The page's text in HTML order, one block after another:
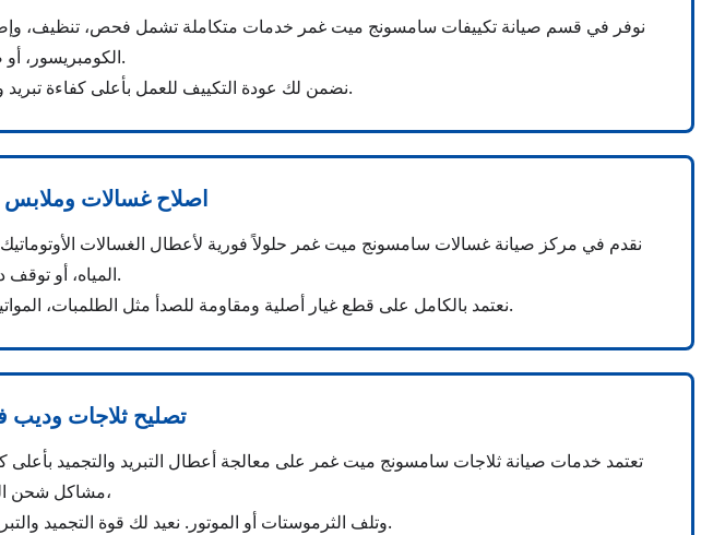
نوفر في قسم صيانة تكييفات سامسونج ميت غمر خدمات متكاملة تشمل فحص، تنظيف،
الكومبريسور، أو ضعف تدفق الهواء البارد.
نضمن لك عودة التكييف للعمل بأعلى كفاءة تبريد واستهلاك اقتصادي للكهرباء ليتحمل أجواء الصيف الصعبة.
اصلاح غسالات
نقدم في مركز صيانة غسالات سامسونج ميت غمر حلولاً فورية لأعطال الغسالات
المياه، أو توقف دورات الغسيل والتعقيم.
نعتمد بالكامل على قطع غيار أصلية ومقاومة للصدأ مثل الطلمبات، المواتير، والبرد الإلكترونية لضمان نظافة مثالية وتجفيف فائق للملابس والأواني مجدداً.
تصليح ثلاجات
تعتمد خدمات صيانة ثلاجات سامسونج ميت غمر على معالجة أعطال التبريد والتجميد
مشاكل شحن الفريون، انسداد الفلاتر،
وتلف الثرموستات أو الموتور. نعيد لك قوة التجميد والتبريد المثالية ونظام منع تكون الثلوج في أسرع وقت داخل منزلك.